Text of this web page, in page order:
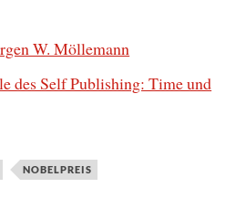
W. Möllemann
des Self Publishing: Time und
NOBELPREIS